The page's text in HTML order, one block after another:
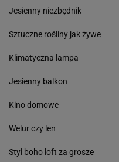
Jesienny niezbędnik
Sztuczne rośliny jak żywe
Klimatyczna lampa
Jesienny balkon
Kino domowe
Welur czy len
Styl boho loft za grosze